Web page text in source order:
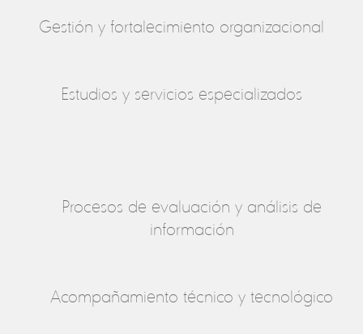
Gestión y fortalecimiento organizacional
Estudios y servicios especializados
Procesos de evaluación y análisis de
información
Acompañamiento técnico y tecnológico